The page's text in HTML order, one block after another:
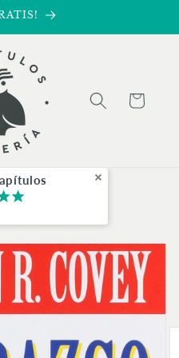
Carrito
¡